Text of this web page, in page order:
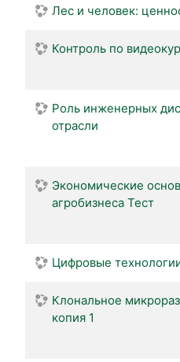
Лес и человек:
Контроль по
Роль инженерных
отрасли
Экономические
агробизнеса Тест
Цифровые
Клональное
копия 1